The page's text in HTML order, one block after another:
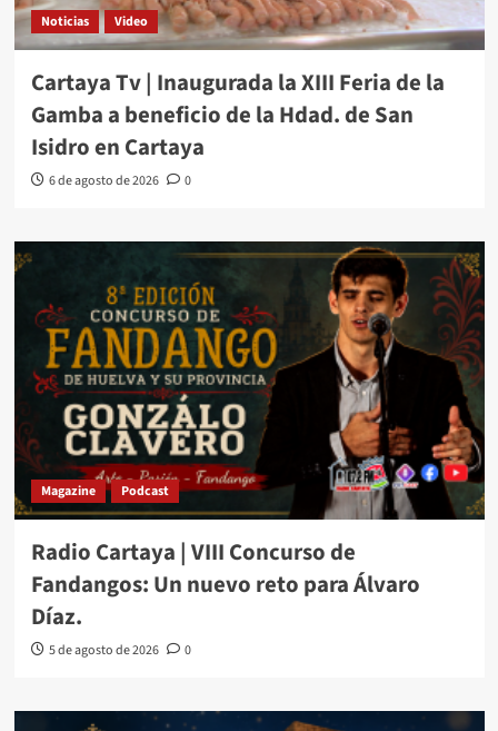
Noticias Video
Cartaya Tv | Inaugurada la XIII Feria de la
Gamba a beneficio de la Hdad. de San
Isidro en Cartaya
6 de agosto de 2026 0
Magazine Podcast
Radio Cartaya | VIII Concurso de
Fandangos: Un nuevo reto para Álvaro
Díaz.
5 de agosto de 2026 0